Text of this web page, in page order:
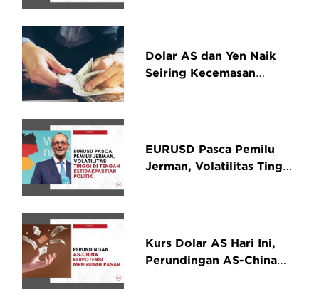
Dolar AS dan Yen Naik
Seiring Kecemasan
EURUSD Pasca Pemilu
Jerman, Volatilitas Tinggi
Kurs Dolar AS Hari Ini,
Perundingan AS-China